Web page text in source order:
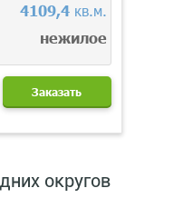
4109,4кв.м.
нежилое
Заказать
округов